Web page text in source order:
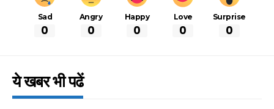
Sad
0
Angry
0
Happy
0
Love
0
Surprise
0
ये खबर भी पढें